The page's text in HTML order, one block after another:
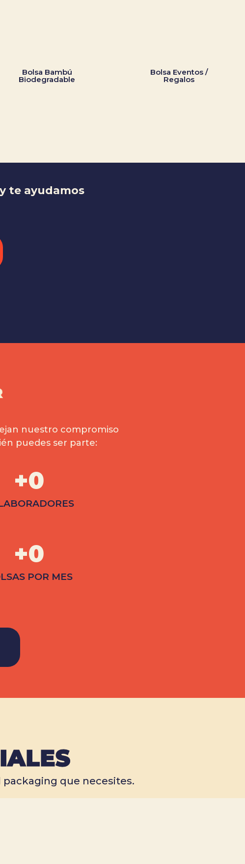
Bolsa Bambú
Biodegradable
Bolsa Eventos /
Regalos
te ayudamos
nuestro compromiso
puedes ser parte:
+0
POR MES
+0
que necesites.